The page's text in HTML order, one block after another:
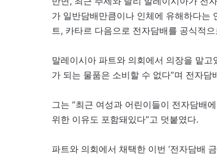
가 일반담배만큼이나 인체에 유해하다는
트, 카타르 다음으로 전자담배를 공식적
말레이시아 파트와 의회에서 의장을 맡
가 되는 물품은 소비할 수 없다”며 전자담
그는 “최근 여성과 어린이들이 전자담배
위한 이유도 포함돼있다”고 덧붙였다.
파트와 의회에서 채택한 이번 ‘전자담배